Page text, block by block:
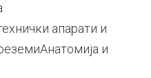
апарати и
и